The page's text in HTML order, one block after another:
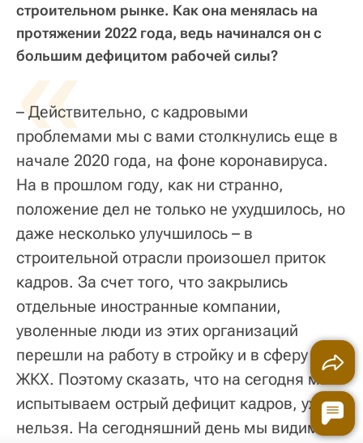
строительном рынке. Как она менялась на
протяжении 2022 года, ведь начинался он с
большим дефицитом рабочей силы?
«
– Действительно, с кадровыми
проблемами мы с вами столкнулись еще в
начале 2020 года, на фоне коронавируса.
На в прошлом году, как ни странно,
положение дел не только не ухудшилось, но
даже несколько улучшилось – в
строительной отрасли произошел приток
кадров. За счет того, что закрылись
отдельные иностранные компании,
уволенные люди из этих организаций
перешли на работу в стройку и в сферу
ЖКХ. Поэтому сказать, что на сегодня мы
испытываем острый дефицит кадров, уже
нельзя. На сегодняшний день мы видим